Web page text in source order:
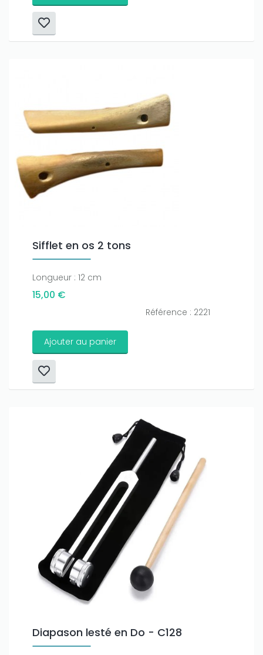
Sifflet en os 2 tons
Longueur : 12 cm
15,00 €
Référence : 2221
Ajouter au panier
Diapason lesté en Do - C128
Only play atJoo casino
if you really want to win a huge
amount on your credits!